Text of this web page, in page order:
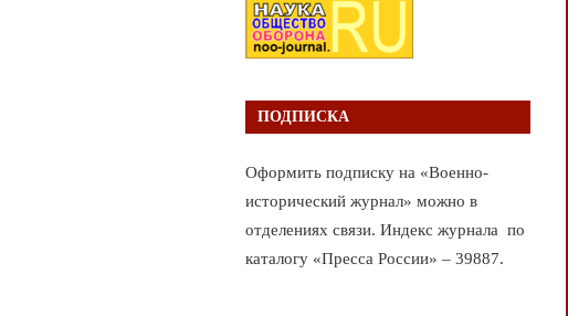
ПОДПИСКА
Оформить подписку на «Военно-
исторический журнал» можно в
отделениях связи. Индекс журнала по
каталогу «Пресса России» – 39887.